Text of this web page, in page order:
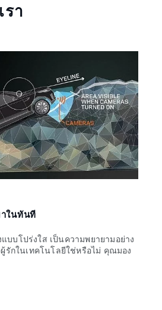
า
ในทันที
บบโปร่งใส เป็นความพยายามอย่าง
ผู้รักในเทคโนโลยีใช่หรือไม่ คุณมอง